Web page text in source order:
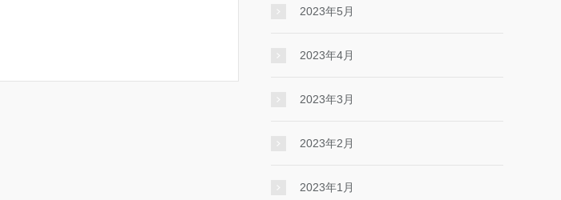
2023年5月
2023年4月
2023年3月
2023年2月
2023年1月